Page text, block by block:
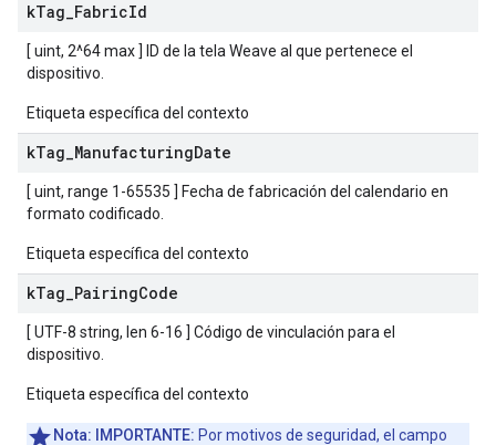
kTag FabricId
[ uint, 2^64 max ] ID de la tela Weave al que pertenece el
dispositivo.
Etiqueta específica del contexto
kTag ManufacturingDate
[ uint, range 1-65535 ] Fecha de fabricación del calendario en
formato codificado.
Etiqueta específica del contexto
kTag PairingCode
[ UTF-8 string, len 6-16 ] Código de vinculación para el
dispositivo.
Etiqueta específica del contexto
Nota: IMPORTANTE: Por motivos de seguridad, el campo